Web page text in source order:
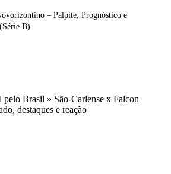
– Palpite, Prognóstico e
B)
pelo Brasil » São-Carlense x Falcon
destaques e reação